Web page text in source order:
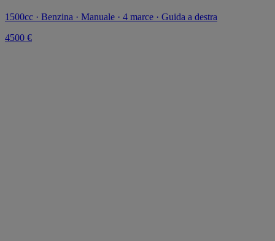
1500cc · Benzina · Manuale · 4 marce · Guida a destra
4500 €